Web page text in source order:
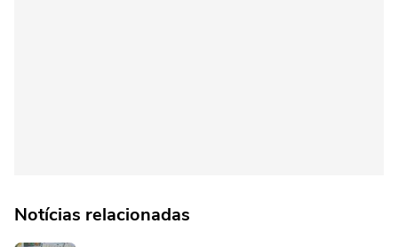
Notícias relacionadas